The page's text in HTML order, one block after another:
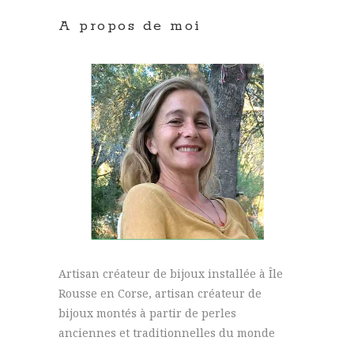
A propos de moi
Artisan créateur de bijoux installée à Île
Rousse en Corse, artisan créateur de
bijoux montés à partir de perles
anciennes et traditionnelles du monde